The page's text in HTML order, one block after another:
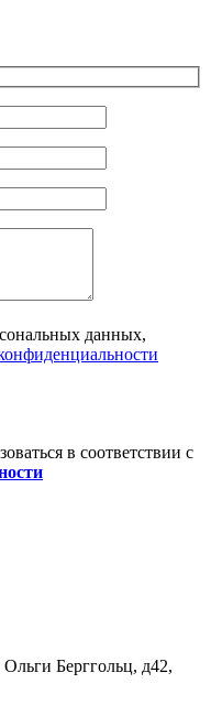
данных,
в соответствии с
Ольги Берггольц, д42,